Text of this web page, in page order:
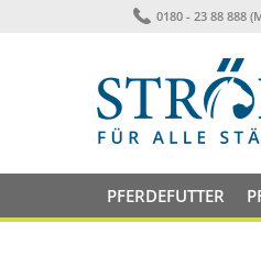
0180 - 23 88 888
PFERDEFUTTER